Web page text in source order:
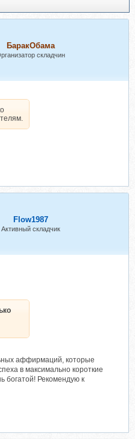
БаракОбама
складчин
Flow1987
Активный складчик
аффирмаций, которые
в максимально короткие
богатой! Рекомендую к